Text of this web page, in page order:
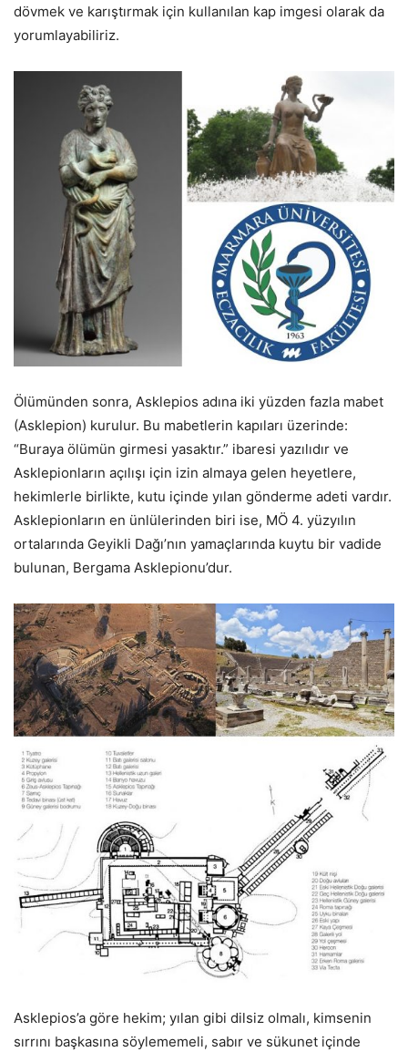
dövmek ve karıştırmak için kullanılan kap imgesi olarak da
yorumlayabiliriz.
Ölümünden sonra, Asklepios adına iki yüzden fazla mabet
(Asklepion) kurulur. Bu mabetlerin kapıları üzerinde:
“Buraya ölümün girmesi yasaktır.” ibaresi yazılıdır ve
Asklepionların açılışı için izin almaya gelen heyetlere,
hekimlerle birlikte, kutu içinde yılan gönderme adeti vardır.
Asklepionların en ünlülerinden biri ise, MÖ 4. yüzyılın
ortalarında Geyikli Dağı’nın yamaçlarında kuytu bir vadide
bulunan, Bergama Asklepionu’dur.
Asklepios’a göre hekim; yılan gibi dilsiz olmalı, kimsenin
sırrını başkasına söylememeli, sabır ve sükunet içinde